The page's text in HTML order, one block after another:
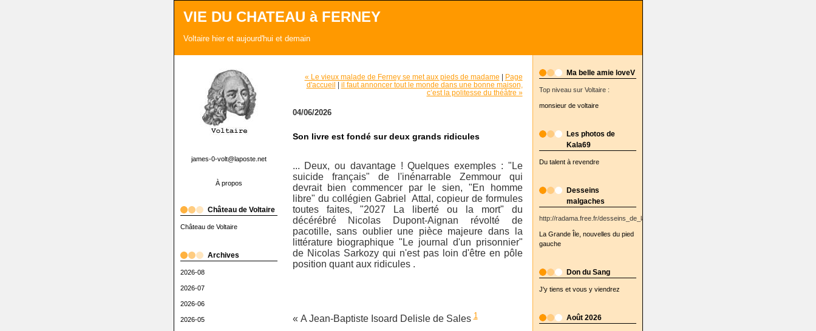
VIE DU CHATEAU à FERNEY
Voltaire hier et aujourd'hui et demain
james-0-volt@laposte.net
À propos
Château de Voltaire
Château de Voltaire
Archives
2026-08
2026-07
2026-06
2026-05
Ma belle amie loveV
Top niveau sur Voltaire :
monsieur de voltaire
Les photos de
Kala69
Du talent à revendre
Desseins
malgaches
http://radama.free.fr/desseins_de_la_semaine/
La Grande Île, nouvelles du pied
gauche
Don du Sang
J'y tiens et vous y viendrez
Août 2026
« Le vieux malade de Ferney se met aux pieds de madame | Page
d'accueil | il faut annoncer tout le monde dans une bonne maison,
c’est la politesse du théâtre »
04/06/2026
Son livre est fondé sur deux grands ridicules
... Deux, ou davantage ! Quelques exemples : "Le
suicide français" de l'inénarrable Zemmour qui
devrait bien commencer par le sien, "En homme
libre" du collégien Gabriel Attal, copieur de formules
toutes faites, "2027 La liberté ou la mort" du
décérébré Nicolas Dupont-Aignan révolté de
pacotille, sans oublier une pièce majeure dans la
littérature biographique "Le journal d'un prisonnier"
de Nicolas Sarkozy qui n'est pas loin d'être en pôle
position quant aux ridicules .
« A Jean-Baptiste Isoard Delisle de Sales1